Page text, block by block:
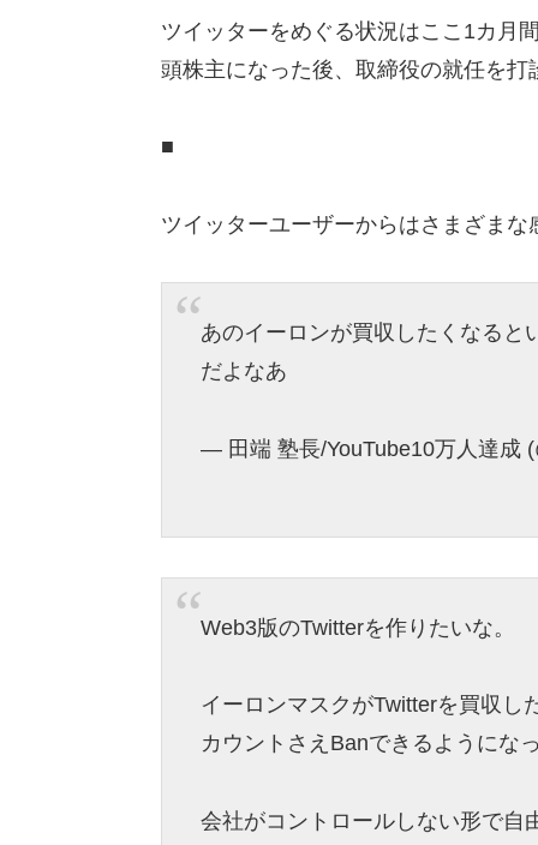
ツイッターをめぐる状況はここ1カ月
頭株主になった後、取締役の就任を
■
ツイッターユーザーからはさまざまな
あのイーロンが買収したくなると
だよなあ
— 田端 塾長/YouTube10万人達成
Web3版のTwitterを作りたいな。
イーロンマスクがTwitterを買収し
カウントさえBanできるようにな
会社がコントロールしない形で自